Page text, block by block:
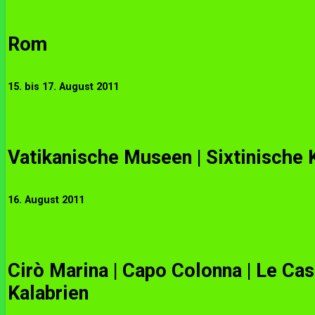
Rom
15. bis 17. August 2011
Vatikanische Museen | Sixtinische
16. August 2011
Cirò Marina | Capo Colonna | Le
Kalabrien